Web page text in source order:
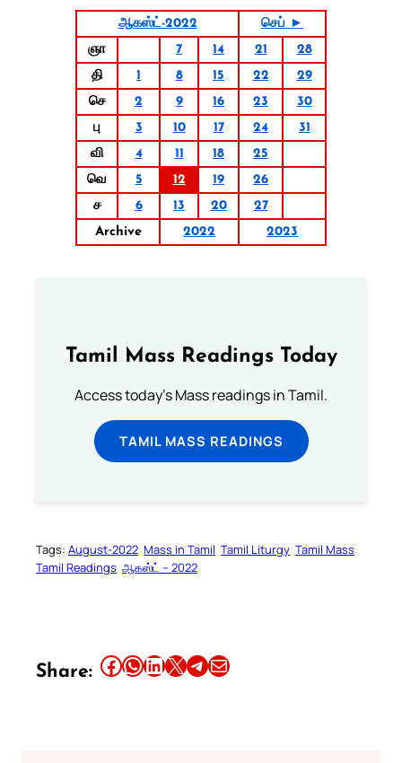
ஆகஸ்ட்-2022
செப் ►
ஞா
7 14 21
28
தி
1 8 15 22
29
செ
2 9 16 23
30
பு
3 10 17 24
31
வி
4 11 18
25
வெ
5 12 19
26
ச
6 13 20
27
Archive
2022 2023
Tamil Mass Readings Today
Access today's Mass readings in Tamil.
TAMIL MASS READINGS
Tags: August-2022 Mass in Tamil Tamil Liturgy Tamil Mass
Tamil Readings ஆகஸ்ட் – 2022
Share: Share this article on Facebook Share this article on WhatsApp Share this article on LinkedIn Share this article on X Share this article on TelegramEmail this Article